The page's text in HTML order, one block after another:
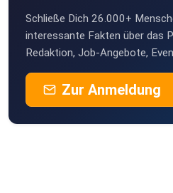
Schließe Dich 26.000+
interessante Fakten über das
Redaktion, Job-Angebote,
Zur Anmeldung